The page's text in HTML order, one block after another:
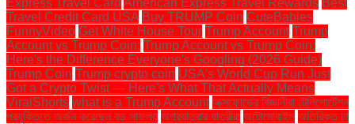
Travel Credit Card USA Buy TRUMP Coin CuteBabies
FunnyVideo Get White House Tour Trump Account Trump
Account vs Trump Coin: Trump Account vs Trump Coin:
Here's the Difference Everyone's Googling (2026 Guide)
Trump Coin Trump crypto coin USA's World Cup Run Just
Got a Crypto Twist — Here's What That Actually Means
ViralShorts what is a Trump Account অক্সফোর্ডের বিজ্ঞানীরা টেলিপোর্টেশন
প্রযুক্তিতে অর্জন করেছেন বড় সাফল্য অগ্রযাত্রার যাত্রীরা অটোমোবাইল অতিরিক্ত চা